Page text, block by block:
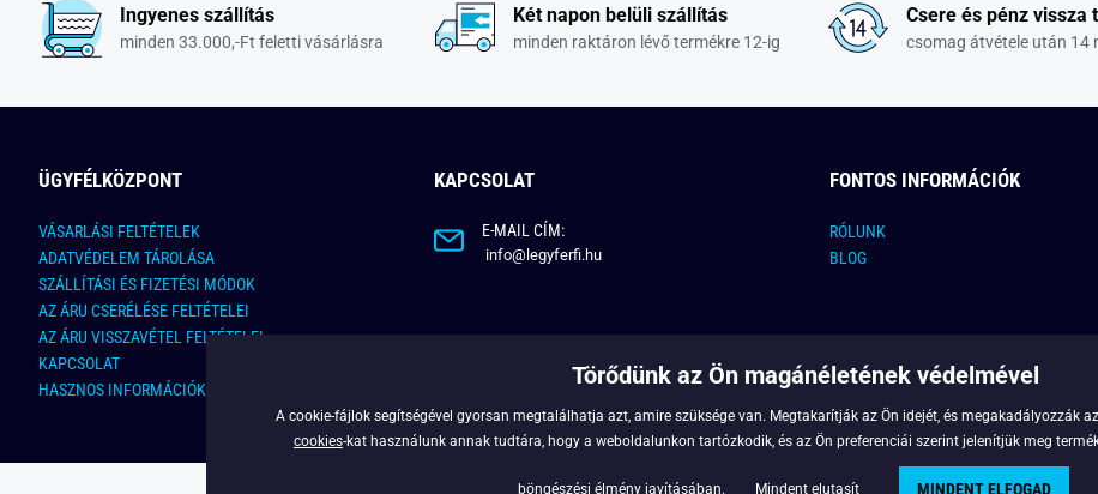
Ingyenes szállítás
minden 33.000,-Ft feletti vásárlásra
Két napon belüli szállítás
minden raktáron lévő termékre 12-ig
Csere és pénz vissza
csomag átvétele után 14
ÜGYFÉLKÖZPONT
VÁSARLÁSI FELTÉTELEK
ADATVÉDELEM TÁROLÁSA
SZÁLLÍTÁSI ÉS FIZETÉSI MÓDOK
AZ ÁRU CSERÉLÉSE FELTÉTELEI
AZ ÁRU VISSZAVÉTEL FELTÉTELEI
KAPCSOLAT
HASZNOS INFORMÁCIÓK
KAPCSOLAT
E-MAIL CÍM:
info@legyferfi.hu
FONTOS INFORMÁCIÓK
RÓLUNK
BLOG
Copyright © 2022 - Legyferfi.hu
Törődünk az Ön magánéletének védelmével
A cookie-fájlok segítségével gyorsan megtalálhatja azt, amire szüksége van. Megtakarítják az Ön idejét, és megakadályozzák
cookies-kat használunk annak tudtára, hogy a weboldalunkon tartózkodik, és az Ön preferenciái szerint jelenítjük meg
böngészési élmény javításában. Mindent elutasít MINDENT ELFOGAD